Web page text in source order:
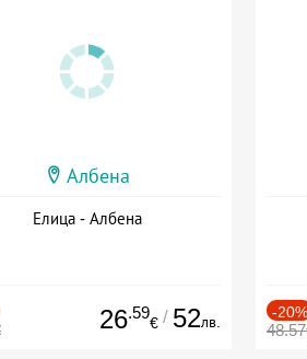
Албена
Елица - Албена
26.59
€ / 52лв.
-20%